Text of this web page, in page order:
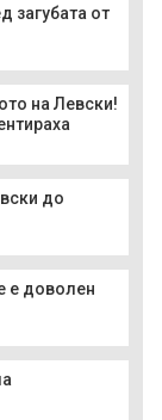
загубата от
на Левски!
до
е доволен